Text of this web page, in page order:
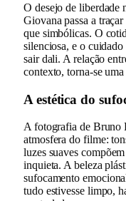
O desejo de liberdade
Giovana passa a
que simbólicas. O
silenciosa, e o
sair dali. A relação
contexto, torna-se
A estética do
A fotografia de Bruno
atmosfera do filme:
luzes suaves
inquieta. A beleza
sufocamento
tudo estivesse limpo,